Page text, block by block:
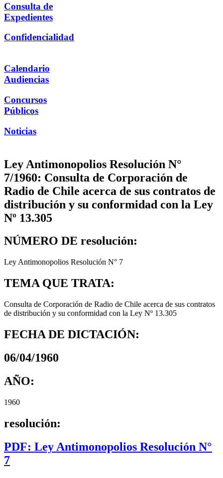
Consulta de
Expedientes
Confidencialidad
Calendario
Audiencias
Concursos
Públicos
Noticias
Ley Antimonopolios Resolución N°
7/1960: Consulta de Corporación de
Radio de Chile acerca de sus contratos de
distribución y su conformidad con la Ley
Nº 13.305
NÚMERO DE resolución:
Ley Antimonopolios Resolución N° 7
TEMA QUE TRATA:
Consulta de Corporación de Radio de Chile acerca de sus contratos
de distribución y su conformidad con la Ley Nº 13.305
FECHA DE DICTACIÓN:
06/04/1960
AÑO:
1960
resolución:
PDF: Ley Antimonopolios Resolución N°
7